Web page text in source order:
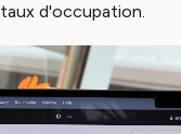
taux d'occupation.